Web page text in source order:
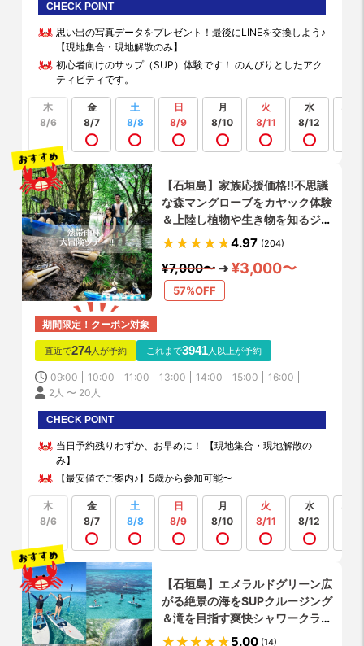
CHECK POINT
思い出の写真データをプレゼント！最後にLINEを交換しよう♪
【現地集合・現地解散のみ】
初心者向けのサップ（SUP）体験です！ のんびりとしたアク
ティビティです。
木
8/6
金
8/7
土
8/8
日
8/9
月
8/10
火
8/11
水
8/12
【石垣島】家族応援価格‼️不思議
な森マングローブをカヤック体験
＆上陸し植物や生き物を知るジャ
ングル大冒険ツアー✨当日予約
無料❗️シャワー更衣室完備❗️
4.97 (204)
¥7,000〜 ¥3,000〜
57%OFF
期間限定！クーポン対象
直近で274人が予約 これまで3941 人以上が予約
09:00 10:00 11:00 13:00 14:00 15:00
16:00
2人 〜 20人
CHECK POINT
当日予約残りわずか、お早めに！ 【現地集合・現地解散の
み】
【最安値でご案内♪】5歳から参加可能〜
木
8/6
金
8/7
土
8/8
日
8/9
月
8/10
火
8/11
水
8/12
【石垣島】エメラルドグリーン広
がる絶景の海をSUPクルージング
＆滝を目指す爽快シャワークライ
ミング体験✨〔所要約4時間〕シ
5.00 (14)